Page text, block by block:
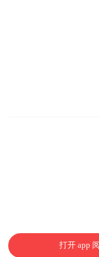
生知华、友华、爱
会公益中生根发芽
打开 app